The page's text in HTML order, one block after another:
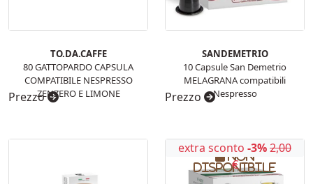
TO.DA.CAFFE
80 GATTOPARDO CAPSULA
COMPATIBILE NESPRESSO
ZENZERO E LIMONE
Prezzo
SANDEMETRIO
10 Capsule San Demetrio
MELAGRANA compatibili
Nespresso
Prezzo
Non
disponibile
extra sconto -3%2,00
€